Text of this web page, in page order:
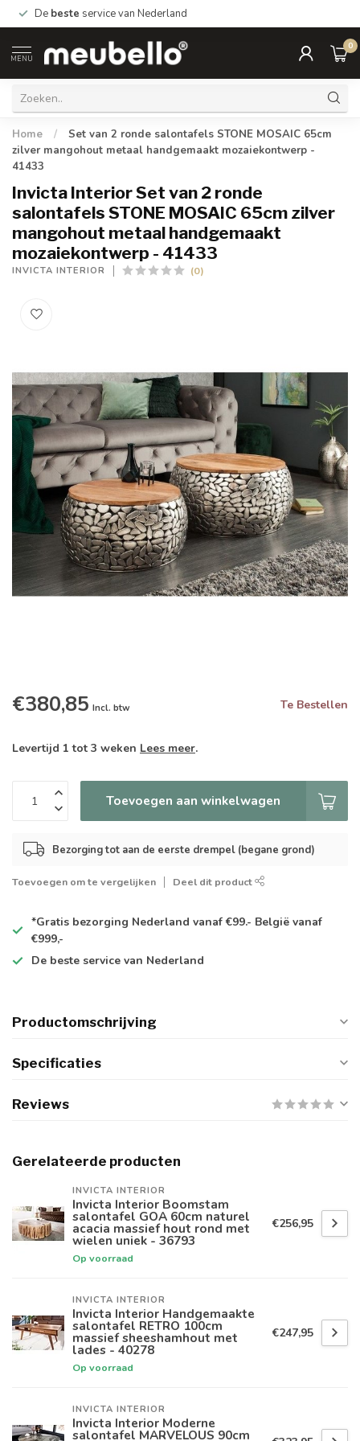
De beste service van Nederland
MENU
0
Home /
Set van 2 ronde salontafels STONE MOSAIC 65cm
zilver mangohout metaal handgemaakt mozaiekontwerp -
41433
Invicta Interior Set van 2 ronde
salontafels STONE MOSAIC 65cm zilver
mangohout metaal handgemaakt
mozaiekontwerp - 41433
INVICTA INTERIOR (0)
€380,85 Incl. btw Te Bestellen
Levertijd 1 tot 3 weken Lees meer.
Toevoegen aan winkelwagen
Bezorging tot aan de eerste drempel (begane grond)
Toevoegen om te vergelijken Deel dit product
*Gratis bezorging Nederland vanaf €99.- België vanaf
€999,-
De beste service van Nederland
Productomschrijving
Specificaties
Reviews
Gerelateerde producten
INVICTA INTERIOR
Invicta Interior Boomstam
salontafel GOA 60cm naturel
acacia massief hout rond met
wielen uniek - 36793
Op voorraad
€256,95
INVICTA INTERIOR
Invicta Interior Handgemaakte
salontafel RETRO 100cm
massief sheeshamhout met
lades - 40278
Op voorraad
€247,95
INVICTA INTERIOR
Invicta Interior Moderne
salontafel MARVELOUS 90cm